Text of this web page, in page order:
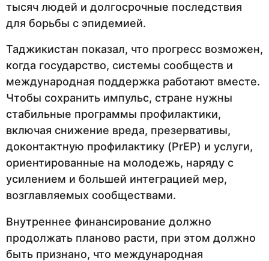
тысяч людей и долгосрочные последствия
для борьбы с эпидемией.
Таджикистан показал, что прогресс возможен,
когда государство, системы сообществ и
международная поддержка работают вместе.
Чтобы сохранить импульс, стране нужны
стабильные программы профилактики,
включая снижение вреда, презервативы,
доконтактную профилактику (PrEP) и услуги,
ориентированные на молодежь, наряду с
усилением и большей интеграцией мер,
возглавляемых сообществами.
Внутреннее финансирование должно
продолжать планово расти, при этом должно
быть признано, что международная